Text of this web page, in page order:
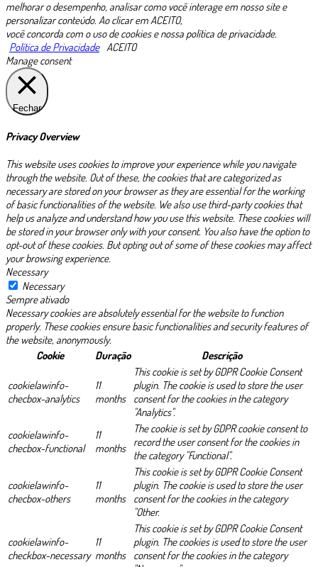
melhorar o desempenho, analisar como você interage em nosso site e
personalizar conteúdo. Ao clicar em ACEITO,
você concorda com o uso de cookies e nossa política de privacidade.
Política de Privacidade ACEITO
Manage consent
Fechar
Privacy Overview
This website uses cookies to improve your experience while you navigate
through the website. Out of these, the cookies that are categorized as
necessary are stored on your browser as they are essential for the working
of basic functionalities of the website. We also use third-party cookies that
help us analyze and understand how you use this website. These cookies will
be stored in your browser only with your consent. You also have the option to
opt-out of these cookies. But opting out of some of these cookies may affect
your browsing experience.
Necessary
Necessary
Sempre ativado
Necessary cookies are absolutely essential for the website to function
properly. These cookies ensure basic functionalities and security features of
the website, anonymously.
Cookie
Duração Descrição
cookielawinfo-
checbox-analytics
11
months
This cookie is set by GDPR Cookie Consent
plugin. The cookie is used to store the user
consent for the cookies in the category
"Analytics".
cookielawinfo-
checbox-functional
11
months
The cookie is set by GDPR cookie consent to
record the user consent for the cookies in
the category "Functional".
cookielawinfo-
checbox-others
11
months
This cookie is set by GDPR Cookie Consent
plugin. The cookie is used to store the user
consent for the cookies in the category
"Other.
cookielawinfo-
checkbox-necessary
11
months
This cookie is set by GDPR Cookie Consent
plugin. The cookies is used to store the user
consent for the cookies in the category